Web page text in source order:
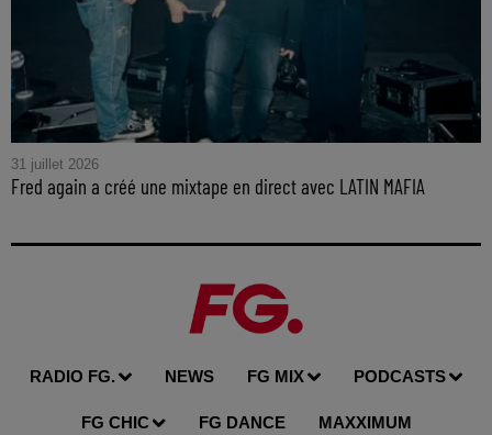
31 juillet 2026
Fred again a créé une mixtape en direct avec LATIN MAFIA
RADIO FG. NEWS FG MIX PODCASTS
FG CHIC FG DANCE MAXXIMUM